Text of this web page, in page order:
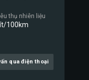
thụ nhiên liệu
100km
qua điện thoại